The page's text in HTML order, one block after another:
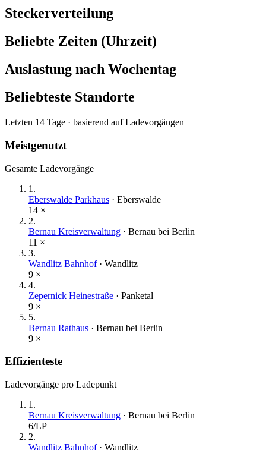
Steckerverteilung
Beliebte Zeiten (Uhrzeit)
Auslastung nach Wochentag
Beliebteste Standorte
Letzten 14 Tage · basierend auf Ladevorgängen
Meistgenutzt
Gesamte Ladevorgänge
1 .
Eberswalde Parkhaus · Eberswalde
14 ×
2.
Bernau Kreisverwaltung · Bernau bei Berlin
11 ×
3.
Wandlitz Bahnhof· Wandlitz
9 ×
4.
Zepernick Heinestraße · Panketal
9 ×
5.
Bernau Rathaus · Bernau bei Berlin
9 ×
Effizienteste
Ladevorgänge pro Ladepunkt
1 .
Bernau Kreisverwaltung · Bernau bei Berlin
6/LP
2.
Wandlitz Bahnhof· Wandlitz